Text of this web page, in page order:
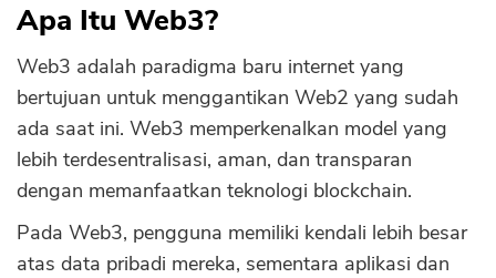
Apa Itu Web3?
Web3 adalah paradigma baru internet yang
bertujuan untuk menggantikan Web2 yang sudah
ada saat ini. Web3 memperkenalkan model yang
lebih terdesentralisasi, aman, dan transparan
dengan memanfaatkan teknologi blockchain.
Pada Web3, pengguna memiliki kendali lebih besar
atas data pribadi mereka, sementara aplikasi dan